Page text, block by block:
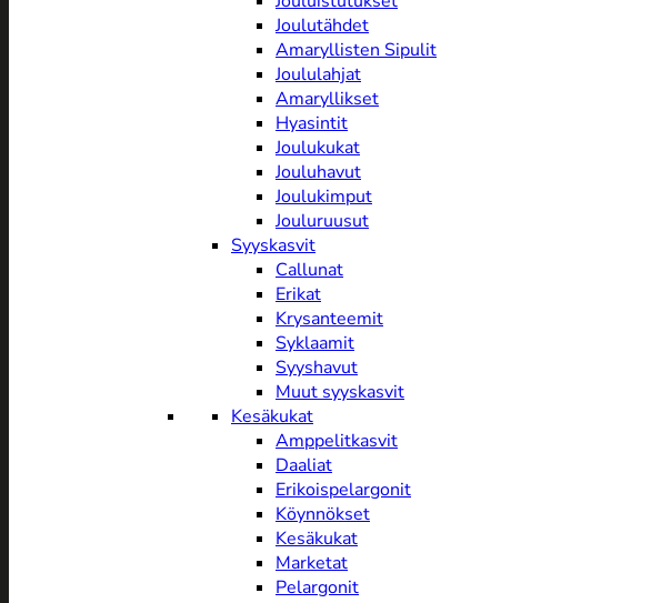
Joulutähdet
Amaryllisten Sipulit
Joululahjat
Amaryllikset
Hyasintit
Joulukukat
Jouluhavut
Joulukimput
Jouluruusut
Syyskasvit
Callunat
Erikat
Krysanteemit
Syklaamit
Syyshavut
Muut syyskasvit
Kesäkukat
Amppelitkasvit
Daaliat
Erikoispelargonit
Köynnökset
Kesäkukat
Marketat
Pelargonit